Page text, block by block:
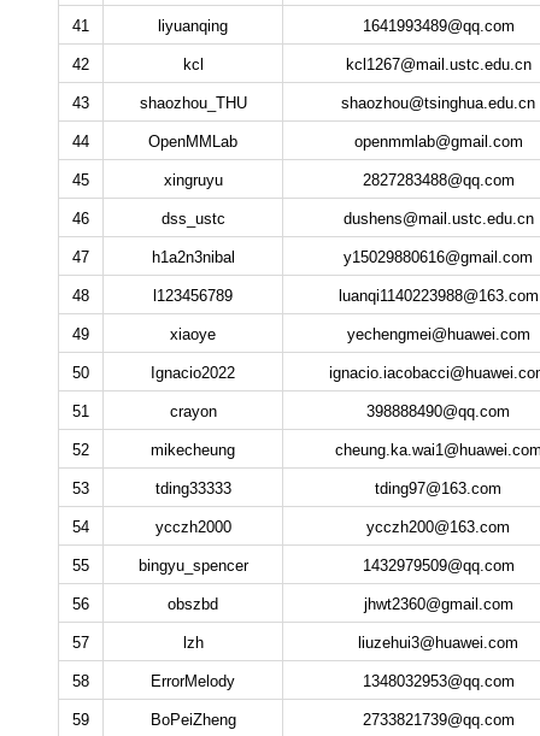
41 liyuanqing 1641993489@qq.com
42 kcl kcl1267@mail.ustc.edu.cn
43 shaozhou_THU shaozhou@tsinghua.edu.cn
44 OpenMMLab openmmlab@gmail.com
45 xingruyu 2827283488@qq.com
46 dss_ustc dushens@mail.ustc.edu.cn
47 h1a2n3nibal y15029880616@gmail.com
48 l123456789 luanqi1140223988@163.com
49 xiaoye yechengmei@huawei.com
50 Ignacio2022
51 crayon 398888490@qq.com
52 mikecheung
53 tding33333 tding97@163.com
54 ycczh2000 ycczh200@163.com
55 bingyu_spencer 1432979509@qq.com
56 obszbd jhwt2360@gmail.com
57 lzh liuzehui3@huawei.com
58 ErrorMelody 1348032953@qq.com
59 BoPeiZheng 2733821739@qq.com